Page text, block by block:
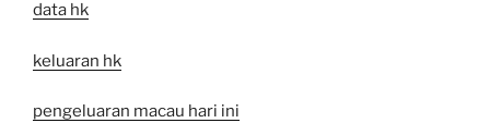
data hk
keluaran hk
pengeluaran macau hari ini